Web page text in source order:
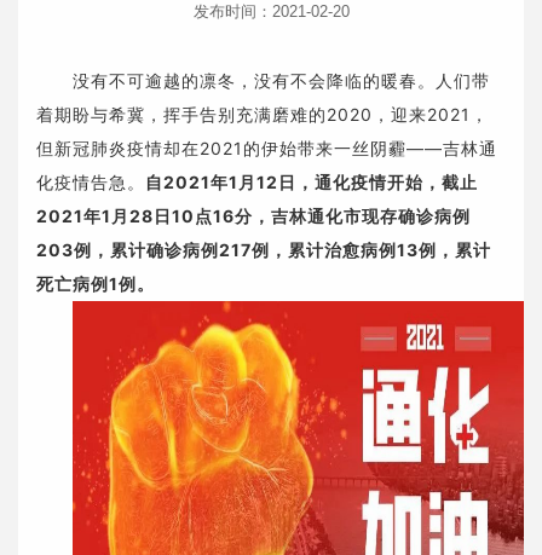
发布时间：2021-02-20
没有不可逾越的凛冬，没有不会降临的暖春。人们带
着期盼与希冀，挥手告别充满磨难的2020，迎来2021，
但新冠肺炎疫情却在2021的伊始带来一丝阴霾——吉林通
化疫情告急。
自2021年1月12日，通化疫情开始，截止
2021年1月28日10点16分，吉林通化市现存确诊病例
203例，累计确诊病例217例，累计治愈病例13例，累计
死亡病例1例。